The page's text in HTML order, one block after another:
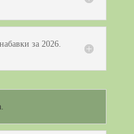
за 2026.